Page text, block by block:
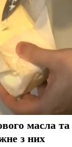
масла та
з них